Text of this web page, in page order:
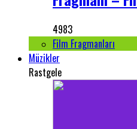
4983
Film Fragmanları
Müzikler
Rastgele